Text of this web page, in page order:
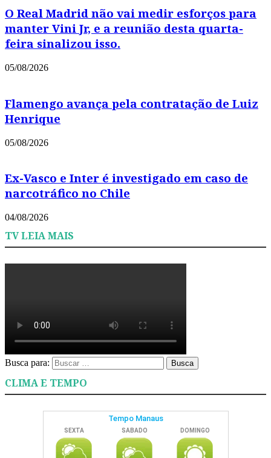
O Real Madrid não vai medir esforços para
manter Vini Jr, e a reunião desta quarta-
feira sinalizou isso.
05/08/2026
Flamengo avança pela contratação de Luiz
Henrique
05/08/2026
Ex-Vasco e Inter é investigado em caso de
narcotráfico no Chile
04/08/2026
TV LEIA MAIS
Busca para: Busca
CLIMA E TEMPO